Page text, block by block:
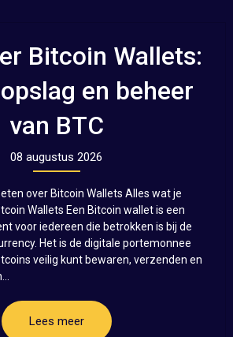
Bitcoin Wallets:
en beheer
van BTC
08 augustus 2026
over Bitcoin Wallets Alles wat je
Wallets Een Bitcoin wallet is een
voor iedereen die betrokken is bij de
Het is de digitale portemonnee
veilig kunt bewaren, verzenden en
Lees meer